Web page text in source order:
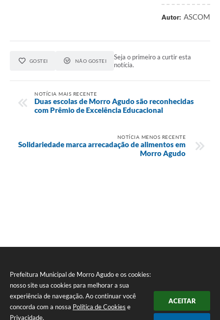
Prefeitura Municipal de Morro Agudo e os cookies:
nosso site usa cookies para melhorar a sua
experiência de navegação. Ao continuar você
concorda com a nossa Política de Cookies e
Privacidade.
ACEITAR
Autor: ASCOM
GOSTEI NÃO GOSTEI
Seja o primeiro a curtir esta
notícia.
NOTÍCIA MAIS RECENTE
Duas escolas de Morro Agudo são reconhecidas
com Prêmio de Excelência Educacional
NOTÍCIA MENOS RECENTE
Solidariedade marca arrecadação de alimentos em
Morro Agudo